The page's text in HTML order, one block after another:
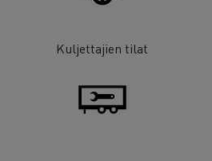
Kuljettajien tilat